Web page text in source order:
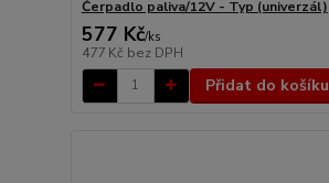
Čerpadlo paliva/12V - Typ (univerzál)
577 Kč/ks
477 Kč bez DPH
Přidat do košíku